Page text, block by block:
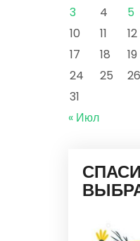
3
4 5
10
11 12
17
18 19
24
25 26
31
« Июл